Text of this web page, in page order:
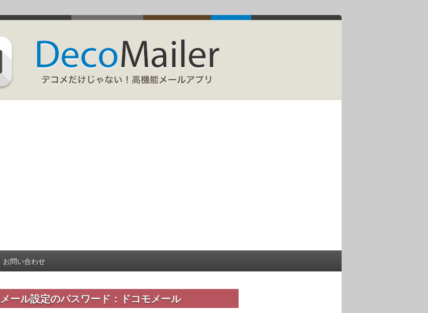
お問い合わせ
メール設定のパスワード：ドコモメール